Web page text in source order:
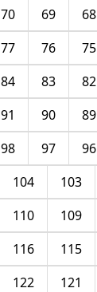
68
69
70
75
76
77
82
83
84
89
90
91
96
97
98
103
104
109
110
115
116
121
122